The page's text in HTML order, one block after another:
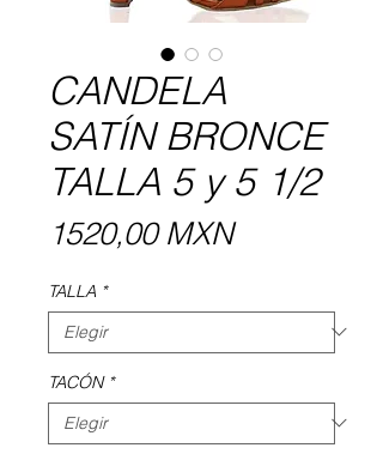
CANDELA
SATÍN BRONCE
TALLA 5 y 5 1/2
1520,00 MXNPrecio
TALLA *
TACÓN *